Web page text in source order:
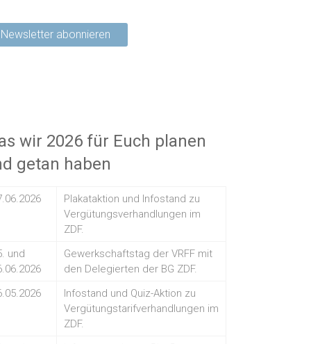
wir 2026 für Euch planen
getan haben
Plakataktion und Infostand zu
Vergütungsverhandlungen im
ZDF.
und
Gewerkschaftstag der VRFF mit
den Delegierten der BG ZDF.
Infostand und Quiz-Aktion zu
Vergütungstarifverhandlungen im
ZDF.